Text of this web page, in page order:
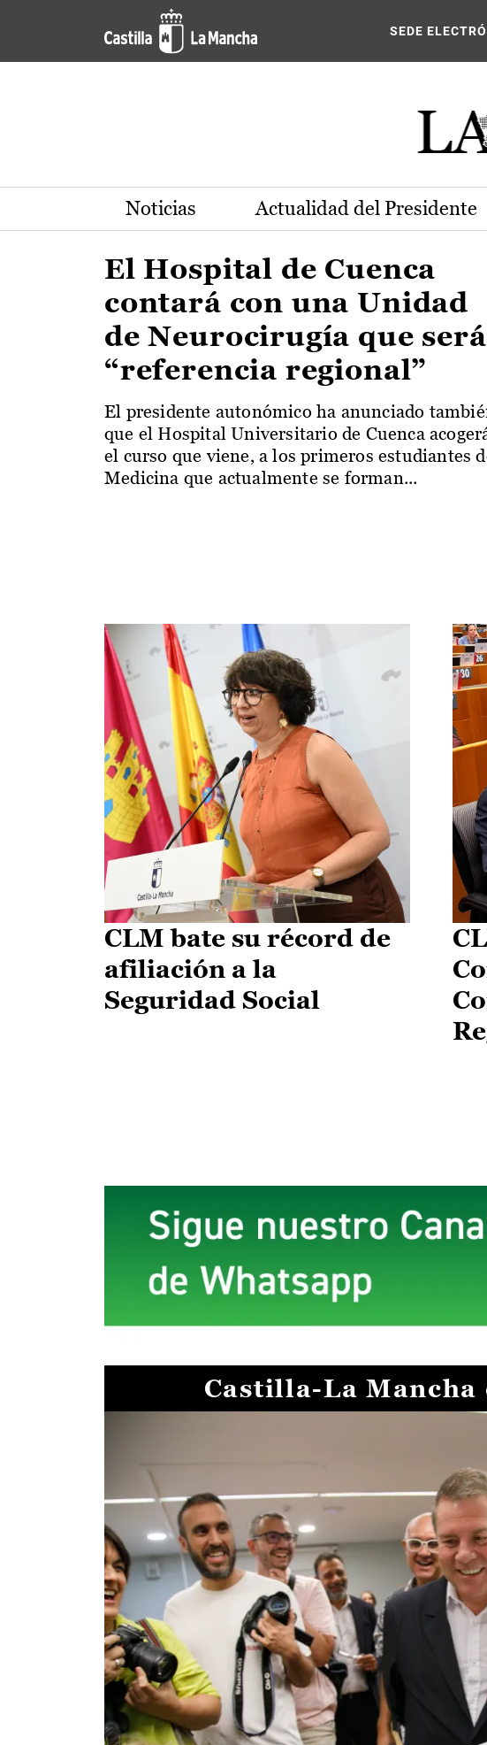
Pasar al contenido principal
Actualidad de la región de SEDE
Noticias Actualidad del Presidente
El Hospital de Cuenca
contará con una Unidad
de Neurocirugía que será
“referencia regional”
El presidente autonómico ha anunciado
que el Hospital Universitario de Cuenca
el curso que viene, a los primeros estudiantes
Medicina que actualmente se forman...
CLM bate su récord de
afiliación a la
Seguridad Social
Castilla-La Mancha